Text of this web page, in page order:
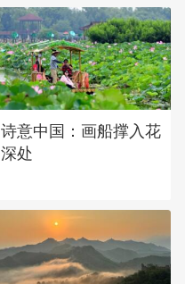
诗意中国：画船撑入花
深处